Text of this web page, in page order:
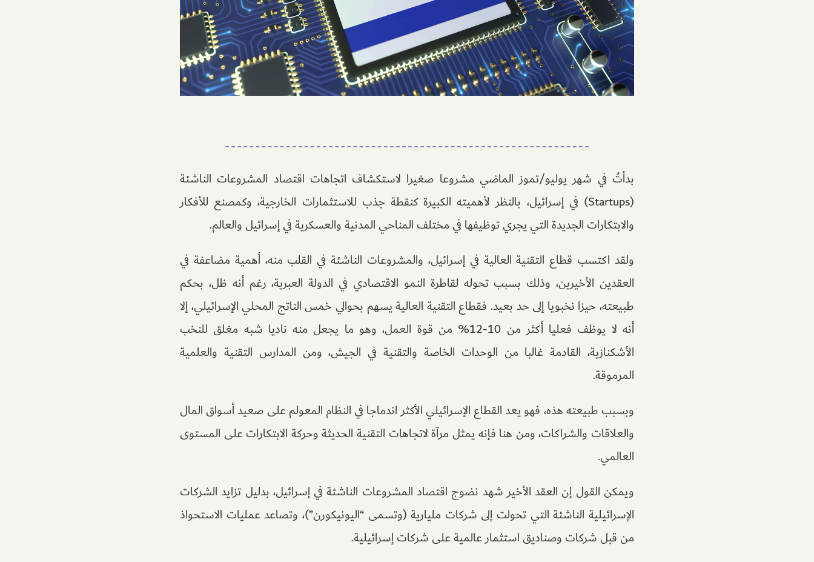
بدأتُ في شهر يوليو/تموز الماضي مشروعا صغيرا لاستكشاف اتجاهات اقتصاد المشروعات الناشئة
(Startups) في إسرائيل، بالنظر لأهميته الكبيرة كنقطة جذب للاستثمارات الخارجية، وكمصنع للأفكار
والابتكارات الجديدة التي يجري توظيفها في مختلف المناحي المدنية والعسكرية في إسرائيل والعالم.
ولقد اكتسب قطاع التقنية العالية في إسرائيل، والمشروعات الناشئة في القلب منه، أهمية مضاعفة في
العقدين الأخيرين، وذلك بسبب تحوله لقاطرة النمو الاقتصادي في الدولة العبرية، رغم أنه ظل، بحكم
طبيعته، حيزا نخبويا إلى حد بعيد. فقطاع التقنية العالية يسهم بحوالي خمس الناتج المحلي الإسرائيلي، إلا
أنه لا يوظف فعليا أكثر من 10-12% من قوة العمل، وهو ما يجعل منه ناديا شبه مغلق للنخب
الأشكنازية، القادمة غالبا من الوحدات الخاصة والتقنية في الجيش، ومن المدارس التقنية والعلمية
المرموقة.
وبسبب طبيعته هذه، فهو يعد القطاع الإسرائيلي الأكثر اندماجا في النظام المعولم على صعيد أسواق المال
والعلاقات والشراكات، ومن هنا فإنه يمثل مرآة لاتجاهات التقنية الحديثة وحركة الابتكارات على المستوى
العالمي.
ويمكن القول إن العقد الأخير شهد نضوج اقتصاد المشروعات الناشئة في إسرائيل، بدليل تزايد الشركات
الإسرائيلية الناشئة التي تحولت إلى شركات مليارية (وتسمى “اليونيكورن”)، وتصاعد عمليات الاستحواذ
من قبل شركات وصناديق استثمار عالمية على شركات إسرائيلية.